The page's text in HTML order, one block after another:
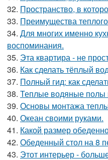
32. Пространство, в
33. Преимущества
34. Для многих именно
воспоминания.
35. Эта квартира - не
36. Как сделать тёплый
37. Полный гид: как
38. Теплые водяные полы
39. Основы монтажа
40. Океан своими руками.
41. Какой размер
42. Обеденный стол на 8
43. Этот интерьер -